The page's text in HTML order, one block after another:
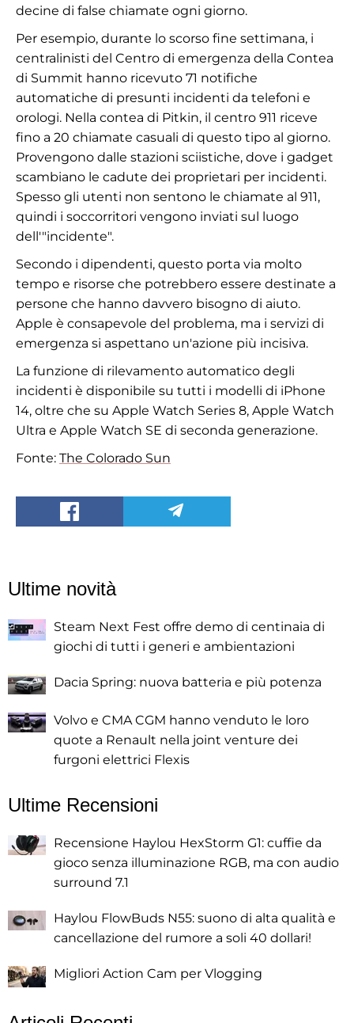
decine di false chiamate ogni giorno.
Per esempio, durante lo scorso fine settimana, i
centralinisti del Centro di emergenza della Contea
di Summit hanno ricevuto 71 notifiche
automatiche di presunti incidenti da telefoni e
orologi. Nella contea di Pitkin, il centro 911 riceve
fino a 20 chiamate casuali di questo tipo al giorno.
Provengono dalle stazioni sciistiche, dove i gadget
scambiano le cadute dei proprietari per incidenti.
Spesso gli utenti non sentono le chiamate al 911,
quindi i soccorritori vengono inviati sul luogo
dell'"incidente".
Secondo i dipendenti, questo porta via molto
tempo e risorse che potrebbero essere destinate a
persone che hanno davvero bisogno di aiuto.
Apple è consapevole del problema, ma i servizi di
emergenza si aspettano un'azione più incisiva.
La funzione di rilevamento automatico degli
incidenti è disponibile su tutti i modelli di iPhone
14, oltre che su Apple Watch Series 8, Apple Watch
Ultra e Apple Watch SE di seconda generazione.
Fonte: The Colorado Sun
Ultime novità
Steam Next Fest offre demo di centinaia di
giochi di tutti i generi e ambientazioni
Dacia Spring: nuova batteria e più potenza
Volvo e CMA CGM hanno venduto le loro
quote a Renault nella joint venture dei
furgoni elettrici Flexis
Ultime Recensioni
Recensione Haylou HexStorm G1: cuffie da
gioco senza illuminazione RGB, ma con audio
surround 7.1
Haylou FlowBuds N55: suono di alta qualità e
cancellazione del rumore a soli 40 dollari!
Migliori Action Cam per Vlogging